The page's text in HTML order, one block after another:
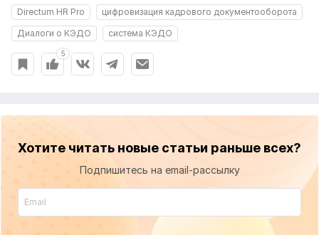
Directum HR Pro
цифровизация кадрового документооборота
Диалоги о КЭДО
система КЭДО
5
Хотите читать новые статьи раньше всех?
Подпишитесь на email-рассылку